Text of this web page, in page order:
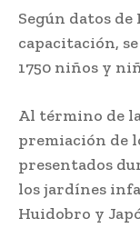
Según datos de
capacitación,
1750 niños y
Al término de
premiación de
presentados
los jardínes
Huidobro y